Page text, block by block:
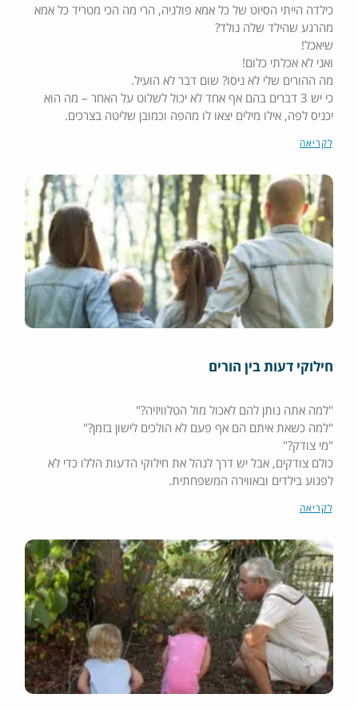
כילדה הייתי הסיוט של כל אמא פולניה, הרי מה הכי מטריד כל אמא
מהרגע שהילד שלה נולד?
שיאכל!
ואני לא אכלתי כלום!
מה ההורים שלי לא ניסו? שום דבר לא הועיל.
כי יש 3 דברים בהם אף אחד לא יכול לשלוט על האחר – מה הוא
יכניס לפה, אילו מילים יצאו לו מהפה וכמובן שליטה בצרכים.
לקריאה
חילוקי דעות בין הורים
"למה אתה נותן להם לאכול מול הטלוויזיה?"
"למה כשאת איתם הם אף פעם לא הולכים לישון בזמן?"
"מי צודק?"
כולם צודקים, אבל יש דרך לנהל את חילוקי הדעות הללו כדי לא
לפגוע בילדים ובאווירה המשפחתית.
לקריאה